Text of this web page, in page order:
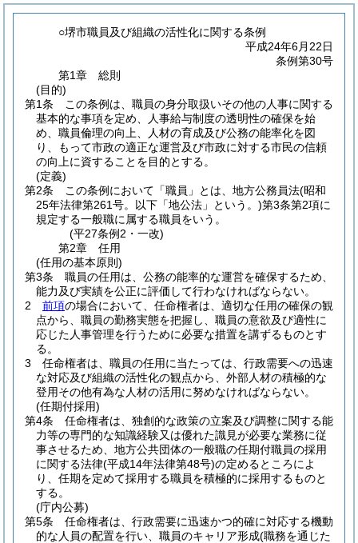
○堺市職員及び組織の活性化に関する条例
平成24年6月22日
条例第30号
第1章
総則
(目的)
第1条
この条例は、職員の身分取扱いその他の人事に関する
基本的な事項を定め、人事給与制度の透明性の確保を始
め、職員倫理の向上、人材の育成及び公務の能率化を図
り、もって市政の適正な運営及び市政に対する市民の信頼
の向上に資することを目的とする。
(定義)
第2条
この条例において「職員」とは、地方公務員法(昭和
25年法律第261号。以下「地公法」という。)第3条第2項に
規定する一般職に属する職員をいう。
(平27条例2・一改)
第2章
任用
(任用の基本原則)
第3条
職員の任用は、公務の能率的な運営を確保するため、
能力及び実績を公正に評価して行わなければならない。
2
前項の場合において、任命権者は、適切な任用の確保の観
点から、職員の勤務実態を把握し、職員の意欲及び適性に
応じた人事管理を行うために必要な措置を講ずるものとす
る。
3
任命権者は、職員の任用に当たっては、行政需要への迅速
な対応及び組織の活性化の観点から、外部人材の積極的な
登用その他有為な人材の活用に努めなければならない。
(任期付採用)
第4条
任命権者は、独創的な政策の立案及び調整に関する能
力等の専門的な知識経験又は優れた識見が必要な業務に従
事させるため、地方公共団体の一般職の任期付職員の採用
に関する法律(平成14年法律第48号)の定めるところによ
り、任期を定めて採用する職員を積極的に採用するものと
する。
(庁内公募)
第5条
任命権者は、行政需要に迅速かつ的確に対応する機動
的な人員の配置を行い、職員のキャリア形成(職務を通じた